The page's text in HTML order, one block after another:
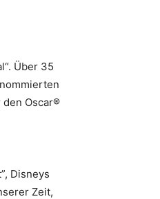
Über 35
Oscar®
Disneys
Zeit,